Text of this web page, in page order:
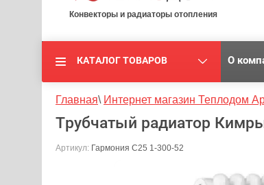
Конвекторы и радиаторы отопления
КАТАЛОГ ТОВАРОВ О
Главная\ Интернет магазин Теплодом
Трубчатый радиатор
Артикул: Гармония С25 1-300-52